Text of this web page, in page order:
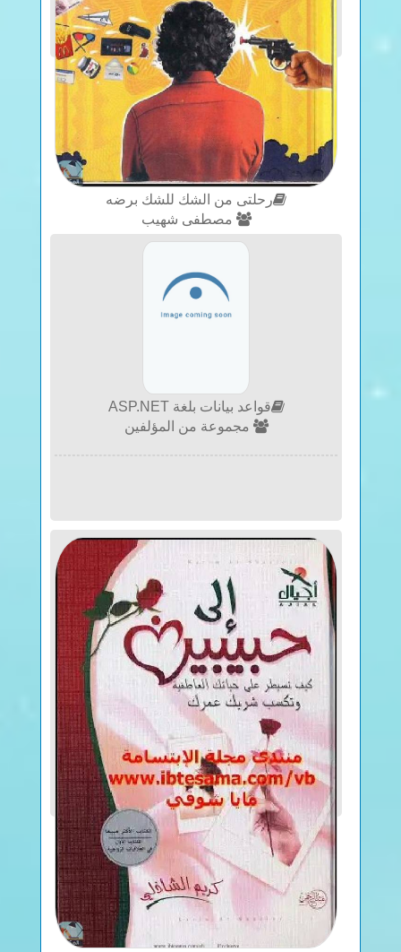
رحلتى من الشك للشك برضه
مصطفى شهيب
قواعد بيانات بلغة ASP.NET
مجموعة من المؤلفين